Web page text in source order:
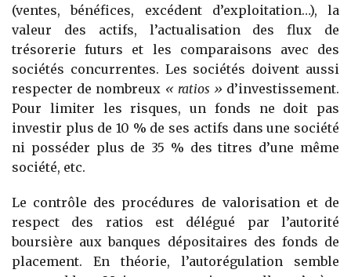
(ventes, bénéfices, excédent d’exploitation…), la
valeur des actifs, l’actualisation des flux de
trésorerie futurs et les compa­raisons avec des
sociétés concurrentes. Les sociétés doivent aussi
respecter de nombreux « ratios » d’investissement.
Pour limiter les risques, un fonds ne doit pas
investir plus de 10 % de ses actifs dans une société
ni posséder plus de 35 % des titres d’une même
société, etc.
Le contrôle des procédures de valorisation et de
respect des ratios est délégué par l’autorité
boursière aux banques dépositaires des fonds de
placement. En théorie, l’autorégulation semble